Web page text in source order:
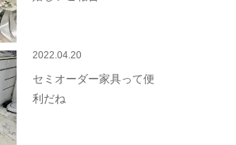
2022.04.20
セミオーダー家具って便
利だね